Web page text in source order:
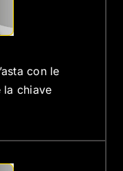
con le
la chiave